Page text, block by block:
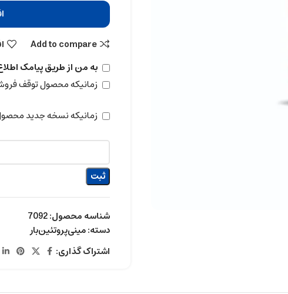
Add to compare
به من از طریق پیامک
زمانیکه محصول توقف
زمانیکه نسخه جدید
ثبت
شناسه محصول:7092
دسته:مینی‌پروتئین‌بار
اشتراک گذاری: